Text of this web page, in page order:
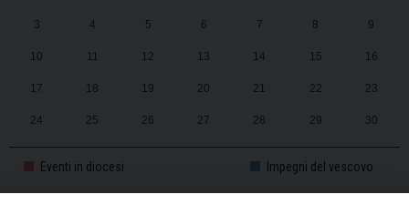
3 4 5 6 7 8 9
10 11 12 13 14 15 16
17 18 19 20 21 22 23
24 25 26 27 28 29 30
31 1 2 3 4 5 6
Eventi in diocesi Impegni del vescovo